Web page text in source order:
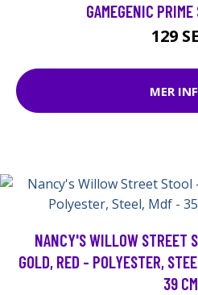
GAMEGENIC
129
MER
NANCY'S WILLOW STREET
GOLD, RED - POLYESTER,
39 CM